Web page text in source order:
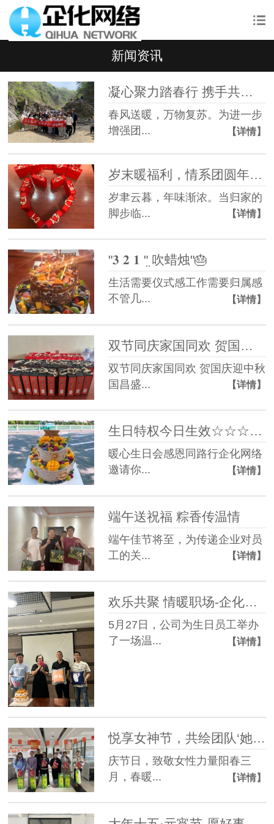
新闻资讯
凝心聚力踏春行 携手共进启新程 —— 企化网络九仙山团建活动圆满举行
春风送暖，万物复苏。为进一步
增强团...
【详情】
岁末暖福利，情系团圆年 —— 致每一位并肩前行的伙伴​
岁聿云暮，年味渐浓。当归家的
脚步临...
【详情】
"𝟑 𝟐 𝟏 ʺ̤ 吹蜡烛"🎂
生活需要仪式感工作需要归属感
不管几...
【详情】
双节同庆家国同欢 贺国庆迎中秋
双节同庆家国同欢 贺国庆迎中秋
国昌盛...
【详情】
生日特权今日生效☆☆☆☆☆
暖心生日会感恩同路行企化网络
邀请你...
【详情】
端午送祝福 粽香传温情
端午佳节将至，为传递企业对员
工的关...
【详情】
欢乐共聚 情暖职场-企化网络五月员工生日会
5月27日，公司为生日员工举办
了一场温...
【详情】
悦享女神节，共绘团队‘她’力量
庆节日，致敬女性力量阳春三
月，春暖...
【详情】